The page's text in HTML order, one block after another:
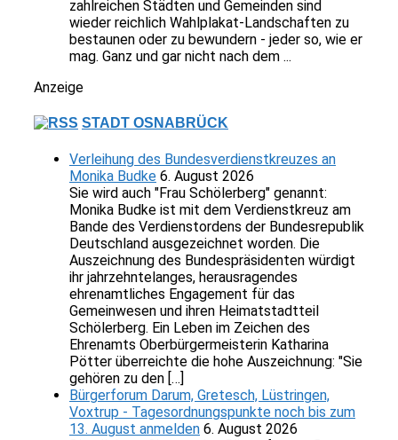
zahlreichen Städten und Gemeinden sind
wieder reichlich Wahlplakat-Landschaften zu
bestaunen oder zu bewundern - jeder so, wie er
mag. Ganz und gar nicht nach dem ...
Anzeige
STADT OSNABRÜCK
Verleihung des Bundesverdienstkreuzes an
Monika Budke 6. August 2026
Sie wird auch "Frau Schölerberg" genannt:
Monika Budke ist mit dem Verdienstkreuz am
Bande des Verdienstordens der Bundesrepublik
Deutschland ausgezeichnet worden. Die
Auszeichnung des Bundespräsidenten würdigt
ihr jahrzehntelanges, herausragendes
ehrenamtliches Engagement für das
Gemeinwesen und ihren Heimatstadtteil
Schölerberg. Ein Leben im Zeichen des
Ehrenamts Oberbürgermeisterin Katharina
Pötter überreichte die hohe Auszeichnung: "Sie
gehören zu den […]
Bürgerforum Darum, Gretesch, Lüstringen,
Voxtrup - Tagesordnungspunkte noch bis zum
13. August anmelden 6. August 2026